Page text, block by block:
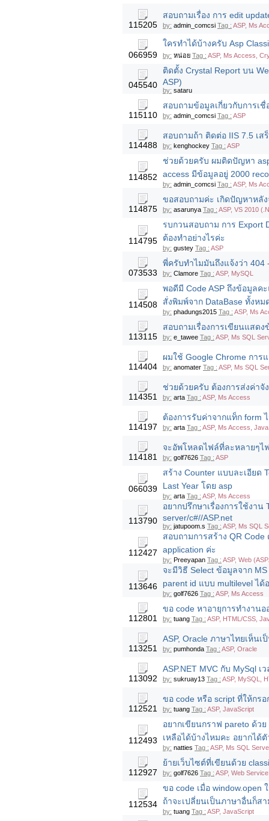
115205
สอบถามเรื่อง การ edit
by: admin_comcsi Tag : ASP, Ms
066959
ใครทำได้บ้างครับ Asp
by: หน่อย Tag : ASP, Ms Access,
045540
ติดตั้ง Crystal Report บน
ASP)
by: sataru
115110
สอบถามข้อมูลเกี่ยวกับการเ
by: admin_comcsi Tag : ASP
114488
สอบถามถ้า ติดต่อ IIS 7.5 เส
by: kenghockey Tag : ASP
114852
ช่วยด้วยครับ ผมติดปัญหา
access มีข้อมูลอยู่ 2000
by: admin_comcsi Tag : ASP, Ms
114875
ขอสอบถามค่ะ เกิดปัญหาหลั
by: asarunya Tag : ASP, VS 2010
114795
รบกวนสอบถาม การ Export
ต้องทำอย่างไรค่ะ
by: gustey Tag : ASP
073533
พี่ครับทำไมมันถึงแจ้งว่า 404
by: Clamore Tag : ASP, MySQL
114508
พอดีมี Code ASP ถึงข้อมูลค
สั่งพิมพ์จาก DataBase ทั้งหม
by: phadungs2015 Tag : ASP, Ms
113115
สอบถามเรื่องการเขียนแสด
by: e_tawee Tag : ASP, Ms SQL
114404
ผมใช้ Google Chrome การ
by: anomater Tag : ASP, Ms SQL
114351
ช่วยด้วยครับ ต้องการส่งค่า
by: arta Tag : ASP, Ms Access
114197
ต้องการรับค่าจากแท็ก form
by: arta Tag : ASP, Ms Access,
114181
จะอัพโหลดไฟล์ที่ละหลายๆไ
by: golf7626 Tag : ASP
066039
สร้าง Counter แบบละเอียด
Last Year โดย asp
by: arta Tag : ASP, Ms Access
113790
อยากปรึกษาเรื่องการใช้งา
server/c#//ASP.net
by: jatupoom.s Tag : ASP, Ms SQL
112427
สอบถามการสร้าง QR
application ค่ะ
by: Preeyapan Tag : ASP, Web
113646
จะมีวิธี Select ข้อมูลจาก
parent id แบบ multilevel ได้
by: golf7626 Tag : ASP, Ms Access
112801
ขอ code หาอายุการทำงาน
by: tuang Tag : ASP, HTML/CSS,
113251
ASP, Oracle ภาษาไทยเห็น
by: pumhonda Tag : ASP, Oracle
113092
ASP.NET MVC กับ MySql
by: sukruay13 Tag : ASP, MySQL,
112521
ขอ code หรือ script ที่ให้กร
by: tuang Tag : ASP, JavaScript
112493
อยากเขียนกราฟ pareto ด้ว
เหลือได้บ้างไหมคะ อยากได้
by: natties Tag : ASP, Ms SQL
112927
ย้ายเว็บไซต์ที่เขียนด้วย
by: golf7626 Tag : ASP, Web
112534
ขอ code เมื่อ window.open
ถ้าจะเปลี่ยนเป็นภาษาอื่นก็ส
by: tuang Tag : ASP, JavaScript